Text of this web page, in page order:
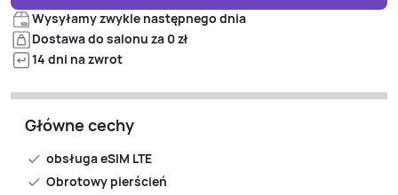
Wysyłamy zwykle następnego dnia
Dostawa do salonu za 0 zł
14 dni na zwrot
Główne cechy
obsługa eSIM LTE
Obrotowy pierścień